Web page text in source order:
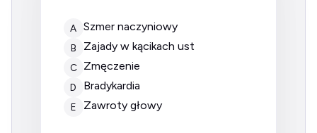
A Szmer naczyniowy
B Zajady w kącikach ust
C Zmęczenie
D Bradykardia
E Zawroty głowy